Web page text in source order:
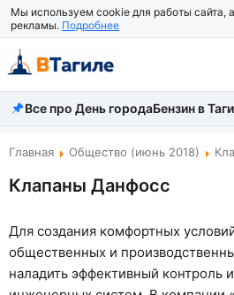
Мы используем cookie для работы сайта,
рекламы. Подробнее
Все новости
Происшествия
Город
Жизнь
Все про День городаБензин в
Главная Общество (июнь 2018)
Клапаны Данфосс
Для создания комфортных
общественных и
наладить эффективный контроль